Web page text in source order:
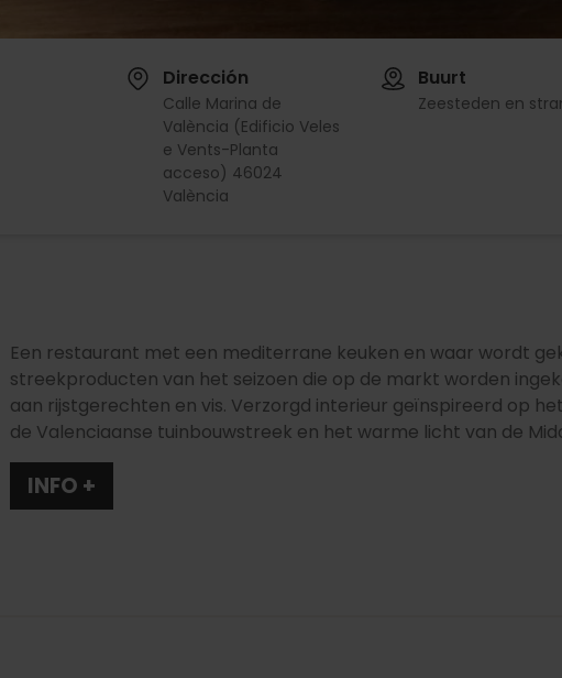
Dirección
Calle Marina de
València (Edificio Veles
e Vents-Planta
acceso) 46024
València
Buurt
Zeesteden en
Een restaurant met een mediterrane keuken en waar wordt
streekproducten van het seizoen die op de markt worden
aan rijstgerechten en vis. Verzorgd interieur geïnspireerd op
de Valenciaanse tuinbouwstreek en het warme licht van de
INFO +